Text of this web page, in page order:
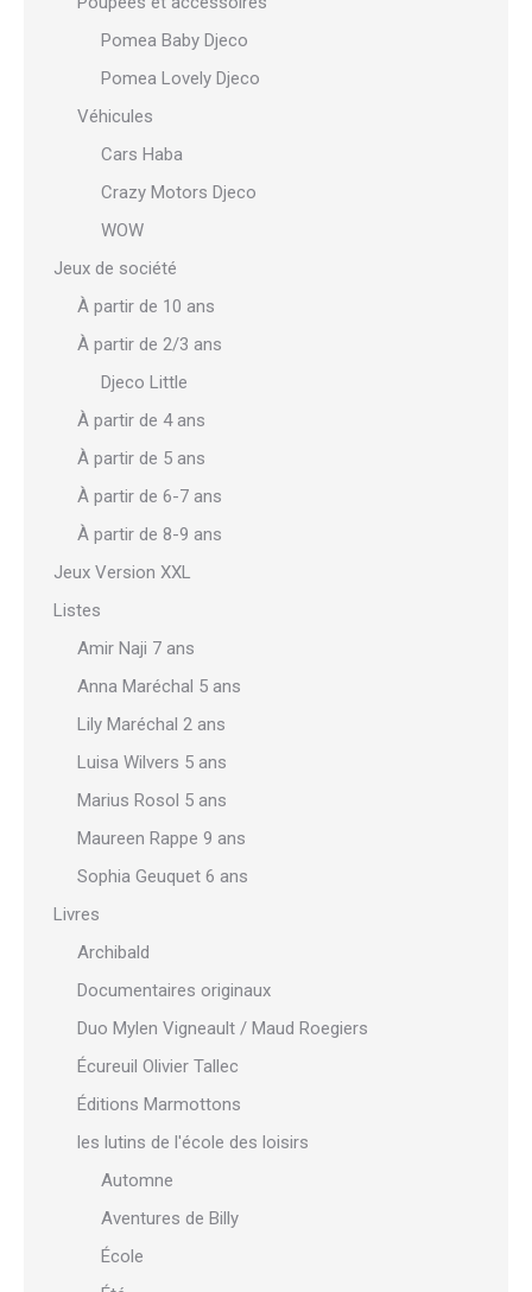
Pomea Baby Djeco
Pomea Lovely Djeco
Véhicules
Cars Haba
Crazy Motors Djeco
WOW
Jeux de société
À partir de 10 ans
À partir de 2/3 ans
Djeco Little
À partir de 4 ans
À partir de 5 ans
À partir de 6-7 ans
À partir de 8-9 ans
Jeux Version XXL
Listes
Amir Naji 7 ans
Anna Maréchal 5 ans
Lily Maréchal 2 ans
Luisa Wilvers 5 ans
Marius Rosol 5 ans
Maureen Rappe 9 ans
Sophia Geuquet 6 ans
Livres
Archibald
Documentaires originaux
Duo Mylen Vigneault / Maud Roegiers
Écureuil Olivier Tallec
Éditions Marmottons
les lutins de l'école des loisirs
Automne
Aventures de Billy
École